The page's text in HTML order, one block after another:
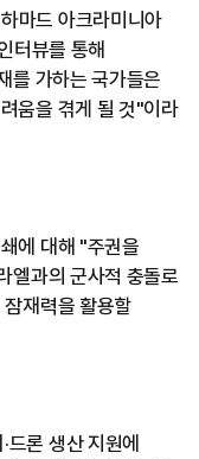
마드 아크라미니아
터뷰를 통해
를 가하는 국가들은
움을 겪게 될 것"이라
에 대해 "주권을
엘과의 군사적 충돌로
재력을 활용할
드론 생산 지원에